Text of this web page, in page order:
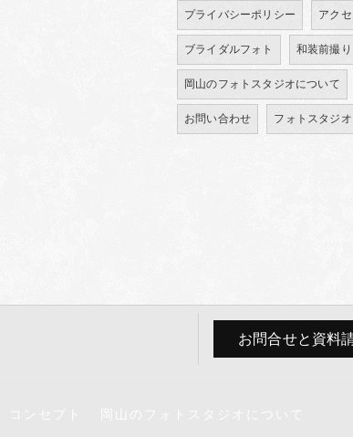
プライバシーポリシー アク
ブライダルフォト 和装前撮り
岡山のフォトスタジオについて
お問い合わせ フォトスタジオ
お問合せと資料